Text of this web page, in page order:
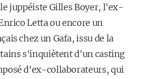
juppéiste Gilles Boyer, l'ex-
Letta ou encore un
chez un Gafa, issu de la
s'inquiètent d'un casting
d'ex-collaborateurs, qui